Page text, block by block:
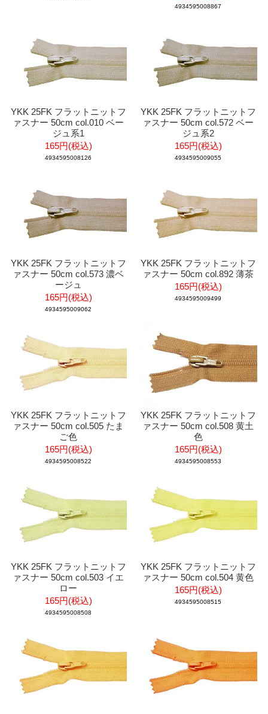
4934595008867
YKK 25FK フラットニットフ
ァスナー 50cm col.010 ベー
ジュ系1
165円(税込)
4934595008126
YKK 25FK フラットニットフ
ァスナー 50cm col.572 ベー
ジュ系2
165円(税込)
4934595009055
YKK 25FK フラットニットフ
ァスナー 50cm col.573 濃ベ
ージュ
165円(税込)
4934595009062
YKK 25FK フラットニットフ
ァスナー 50cm col.892 薄茶
165円(税込)
4934595009499
YKK 25FK フラットニットフ
ァスナー 50cm col.505 たま
ご色
165円(税込)
4934595008522
YKK 25FK フラットニットフ
ァスナー 50cm col.508 黄土
色
165円(税込)
4934595008553
YKK 25FK フラットニットフ
ァスナー 50cm col.503 イエ
ロー
165円(税込)
4934595008508
YKK 25FK フラットニットフ
ァスナー 50cm col.504 黄色
165円(税込)
4934595008515